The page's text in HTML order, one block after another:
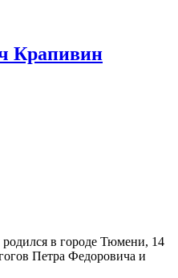
Крапивин
в городе Тюмени, 14
Петра Федоровича и